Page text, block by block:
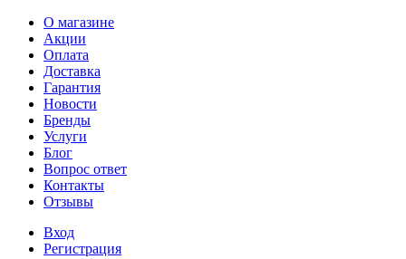
О магазине
Акции
Оплата
Доставка
Гарантия
Новости
Бренды
Услуги
Блог
Вопрос ответ
Контакты
Отзывы
Вход
Регистрация
Для клиентов всех банков
Разбейте
оплатуна части
без переплат